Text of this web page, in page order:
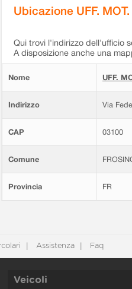
Ubicazione UFF.
Qui trovi l'indirizzo dell'ufficio
A disposizione anche una
Nome UFF.
Indirizzo Via
CAP 03100
Comune
Provincia FR
Assistenza Faq
Veicoli